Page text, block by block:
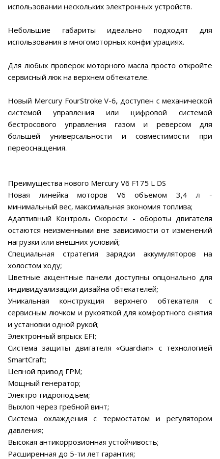
использовании нескольких электронных устройств.
Небольшие габариты идеально подходят для
использования в многомоторных конфигурациях.
Для любых проверок моторного масла просто откройте
сервисный люк на верхнем обтекателе.
Новый Mercury FourStroke V-6, доступен с механической
системой управления или цифровой системой
бестросового управления газом и реверсом для
большей универсальности и совместимости при
переоснащения.
Преимущества нового Mercury V6 F175 L DS
Новая линейка моторов V6 объемом 3,4 л -
минимальный вес, максимальная экономия топлива;
Адаптивный Контроль Скорости - обороты двигателя
остаются неизменными вне зависимости от изменений
нагрузки или внешних условий;
Специальная стратегия зарядки аккумуляторов на
холостом ходу;
Цветные акцентные панели доступны опцонально для
индивидуализации дизайна обтекателей;
Уникальная конструкция верхнего обтекателя с
сервисным лючком и рукояткой для комфортного снятия
и установки одной рукой;
Электронный впрыск EFI;
Система защиты двигателя «Guardian» с технологией
SmartCraft;
Цепной привод ГРМ;
Мощный генератор;
Электро-гидроподъем;
Выхлоп через гребной винт;
Система охлаждения с термостатом и регулятором
давления;
Высокая антикоррозионная устойчивость;
Расширенная до 5-ти лет гарантия;